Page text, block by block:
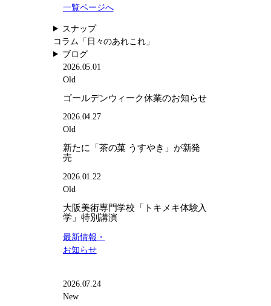
お
せ
す
き」
阪
専
「ト
体
特
別
演
一覧ページへ
スナップ
コラム 「日々のあれこれ」
ブログ
2026.05.01
Old
ゴールデンウィーク休業のお知らせ
2026.04.27
Old
新たに「茶の菓 うすやき」が新発
売
2026.01.22
Old
大阪美術専門学校「トキメキ体験入
学」特別講演
最新情報・
お知らせ
2026.07.24
New